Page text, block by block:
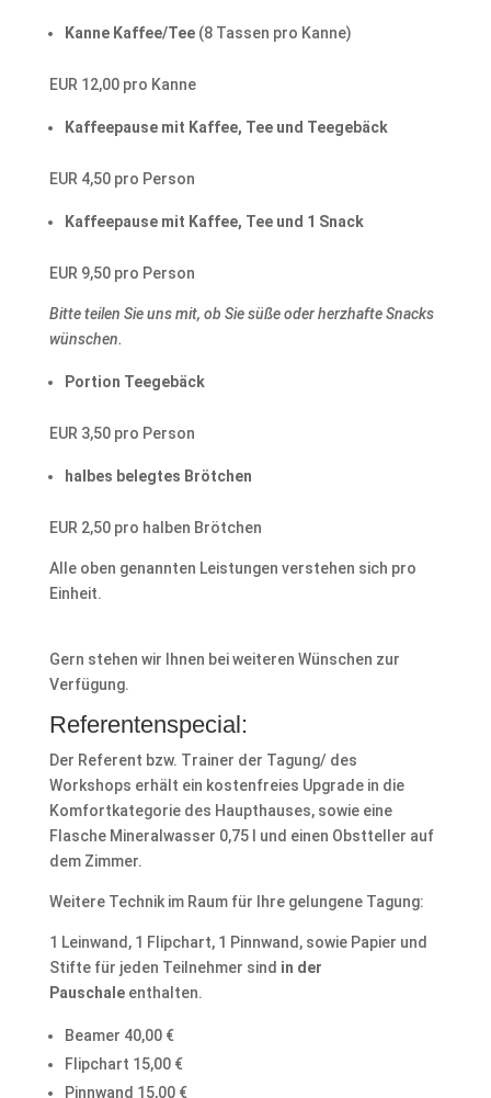
Kanne Kaffee/Tee(8 Tassen pro Kanne)
EUR 12,00 pro Kanne
Kaffeepause mit Kaffee, Tee und Teegebäck
EUR 4,50 pro Person
Kaffeepause mit Kaffee, Tee und 1 Snack
EUR 9,50 pro Person
Bitte teilen Sie uns mit, ob Sie süße oder herzhafte Snacks
wünschen.
Portion Teegebäck
EUR 3,50 pro Person
halbes belegtes Brötchen
EUR 2,50 pro halben Brötchen
Alle oben genannten Leistungen verstehen sich pro
Einheit.
Gern stehen wir Ihnen bei weiteren Wünschen zur
Verfügung.
Referentenspecial:
Der Referent bzw. Trainer der Tagung/ des
Workshops erhält ein kostenfreies Upgrade in die
Komfortkategorie des Haupthauses, sowie eine
Flasche Mineralwasser 0,75 l und einen Obstteller auf
dem Zimmer.
Weitere Technik im Raum für Ihre gelungene Tagung:
1 Leinwand, 1 Flipchart, 1 Pinnwand, sowie Papier und
Stifte für jeden Teilnehmer sind in der
Pauschaleenthalten.
Beamer 40,00 €
Flipchart 15,00 €
Pinnwand 15,00 €